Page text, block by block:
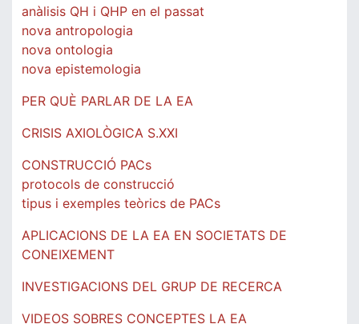
anàlisis QH i QHP en el passat
nova antropologia
nova ontologia
nova epistemologia
PER QUÈ PARLAR DE LA EA
CRISIS AXIOLÒGICA S.XXI
CONSTRUCCIÓ PACs
protocols de construcció
tipus i exemples teòrics de PACs
APLICACIONS DE LA EA EN SOCIETATS DE
CONEIXEMENT
INVESTIGACIONS DEL GRUP DE RECERCA
VIDEOS SOBRES CONCEPTES LA EA